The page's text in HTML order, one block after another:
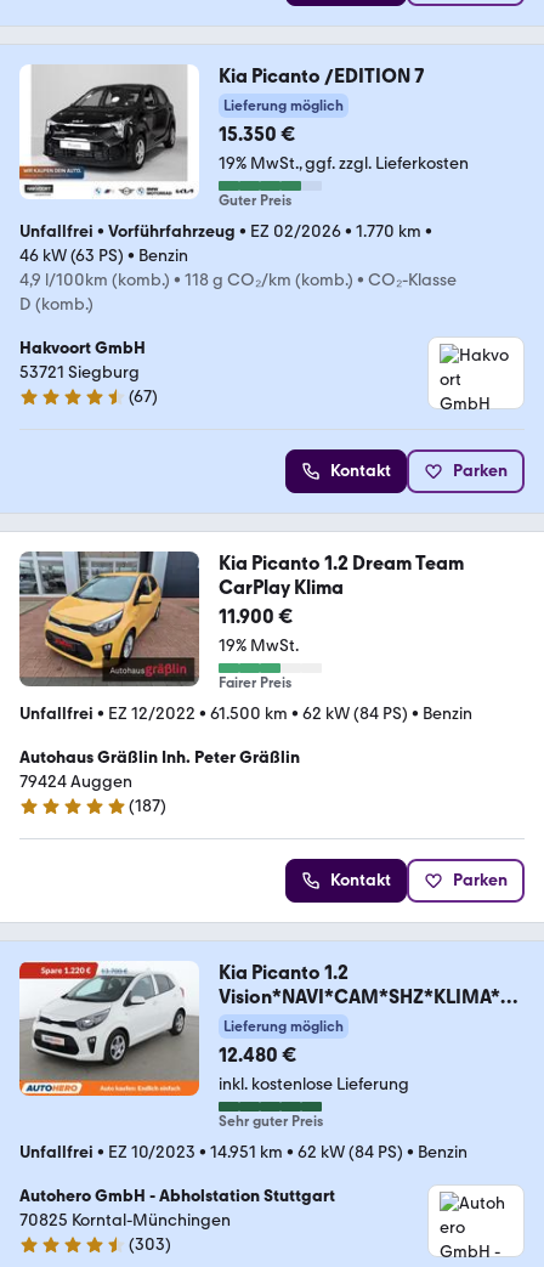
Kia Picanto /EDITION 7
Lieferung möglich
15.350 €
19% MwSt. ggf. zzgl. Lieferkosten
Guter Preis
Unfallfrei • Vorführfahrzeug • EZ 02/2026• 1.770 km •
46 kW (63 PS) • Benzin
4,9 l/100km (komb.) • 118 g CO₂/km (komb.) • CO₂-Klasse
D (komb.)
Hakvoort GmbH
53721 Siegburg
4.3 Sterne
(67)
Kontakt Parken
Kia Picanto 1.2 Dream Team
CarPlay Klima
11.900 €
19% MwSt.
Fairer Preis
Unfallfrei • EZ 12/2022 • 61.500 km • 62 kW (84 PS) • Benzin
Autohaus Gräßlin Inh. Peter Gräßlin
79424 Auggen
4.9 Sterne
(187)
Kontakt Parken
Kia Picanto 1.2
Vision*NAVI*CAM*SHZ*KLIMA*D
AB*
Lieferung möglich
12.480 €
inkl. kostenlose Lieferung
Sehr guter Preis
Unfallfrei • EZ 10/2023 • 14.951 km • 62 kW (84 PS) • Benzin
Autohero GmbH - Abholstation Stuttgart
70825 Korntal-Münchingen
4.4 Sterne
(303)